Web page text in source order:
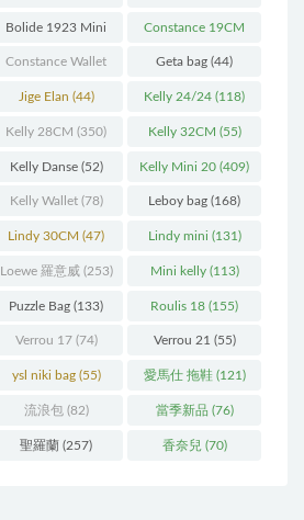
Bolide 1923 Mini
(93)
Constance 19CM
(571)
Constance Wallet
(60)
Geta bag (44)
Jige Elan (44) Kelly 24/24 (118)
Kelly 28CM (350) Kelly 32CM (55)
Kelly Danse(52) Kelly Mini 20 (409)
Kelly Wallet(78) Leboy bag (168)
Lindy 30CM (47) Lindy mini (131)
Loewe 羅意威(253) Mini kelly(113)
Puzzle Bag (133) Roulis 18 (155)
Verrou 17(74) Verrou 21 (55)
ysl niki bag(55) 愛馬仕 拖鞋(121)
流浪包(82) 當季新品 (76)
聖羅蘭 (257) 香奈兒 (70)